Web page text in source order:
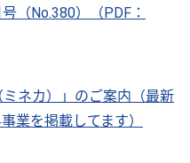
（No.380）
（PDF：
ミネカ）」のご案内（最新
業を掲載してます）